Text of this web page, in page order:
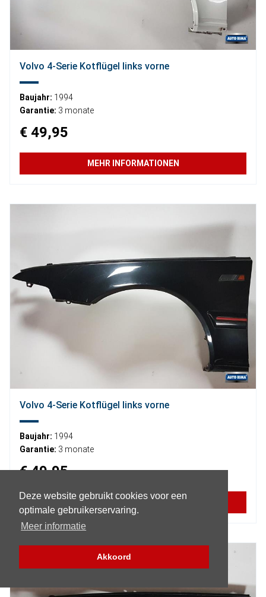
Deze website gebruikt cookies voor een
optimale gebruikerservaring.
Meer informatie
Akkoord
Volvo 4-Serie Kotflügel links vorne
Baujahr: 1994
Garantie: 3 monate
€ 49,95
MEHR INFORMATIONEN
Volvo 4-Serie Kotflügel links vorne
Baujahr: 1994
Garantie: 3 monate
€ 49,95
MEHR INFORMATIONEN